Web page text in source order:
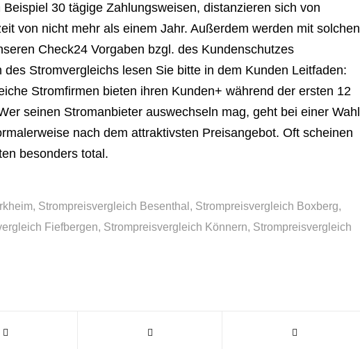
30 tägige Zahlungsweisen, distanzieren sich von
von nicht mehr als einem Jahr. Außerdem werden mit solchen
Check24 Vorgaben bzgl. des Kundenschutzes
Stromvergleichs lesen Sie bitte in dem Kunden Leitfaden:
Stromfirmen bieten ihren Kunden+ während der ersten 12
seinen Stromanbieter auswechseln mag, geht bei einer Wahl
nach dem attraktivsten Preisangebot. Oft scheinen
besonders total.
, Strompreisvergleich Besenthal , Strompreisvergleich Boxberg,
Fiefbergen, Strompreisvergleich Könnern, Strompreisvergleich